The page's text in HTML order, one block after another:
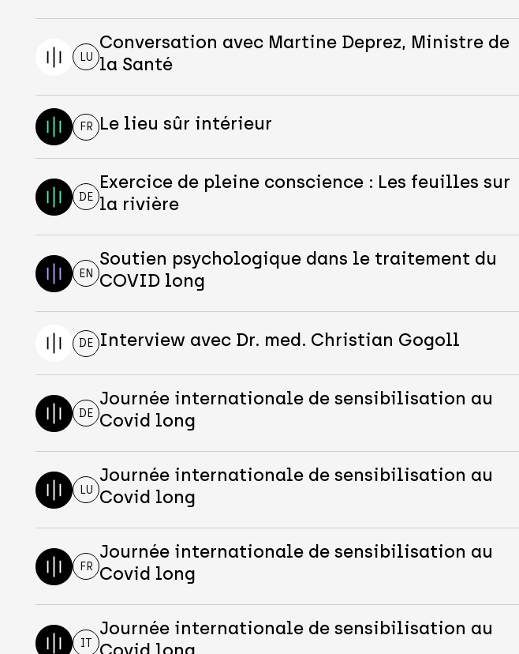
LU
Conversation avec Martine Deprez, Ministre de
la Santé
FR Le lieu sûr intérieur
DE
Exercice de pleine conscience : Les feuilles sur
la rivière
EN
Soutien psychologique dans le traitement du
COVID long
DE Interview avec Dr. med. Christian Gogoll
DE
Journée internationale de sensibilisation au
Covid long
LU
Journée internationale de sensibilisation au
Covid long
FR
Journée internationale de sensibilisation au
Covid long
IT
Journée internationale de sensibilisation au